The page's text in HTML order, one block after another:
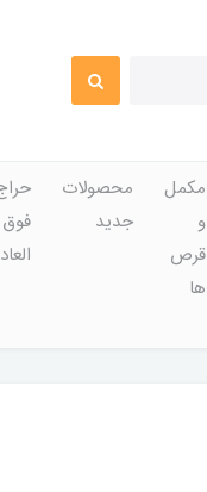
مکمل
و
قرص
ها
محصولات
جدید
فوق